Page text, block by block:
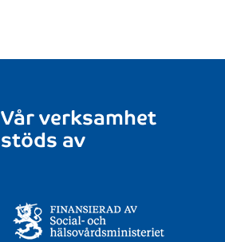
Vår verksamhet
stöds av